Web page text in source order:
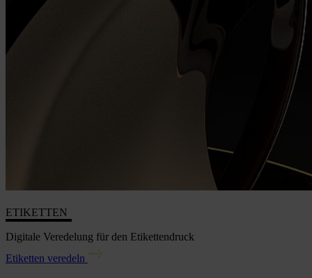
ETIKETTEN
Digitale Veredelung für den Etikettendruck
Etiketten veredeln